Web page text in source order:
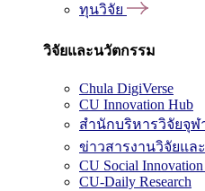
ทุนวิจัย
วิจัยและนวัตกรรม
Chula DigiVerse
CU Innovation Hub
สำนักบริหารวิจัยจุฬ
ข่าวสารงานวิจัยแล
CU Social
CU-Daily Research